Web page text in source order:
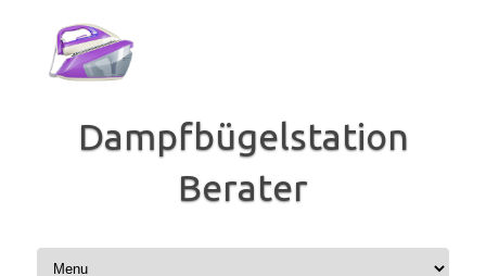
springen
Dampfbügelstation
Berater